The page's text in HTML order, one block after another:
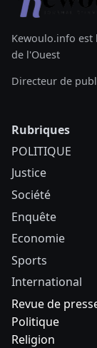
Kewoulo.info
de l'Ouest
Directeur de
Rubriques
POLITIQUE
Justice
Société
Enquête
Economie
Sports
International
Revue de
Politique
Religion